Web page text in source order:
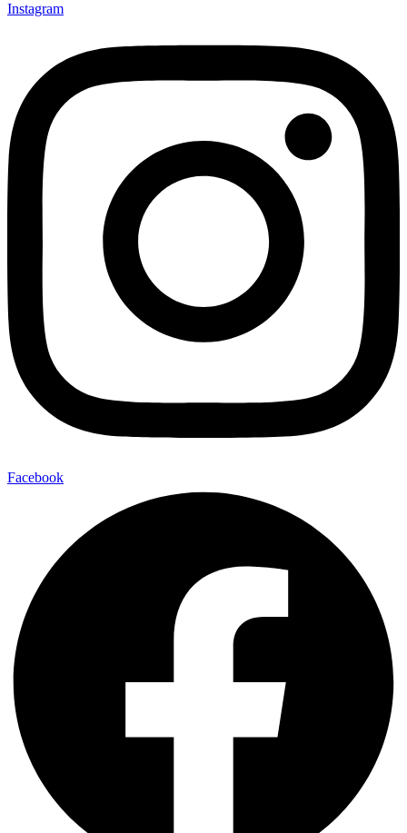
Instagram
Facebook